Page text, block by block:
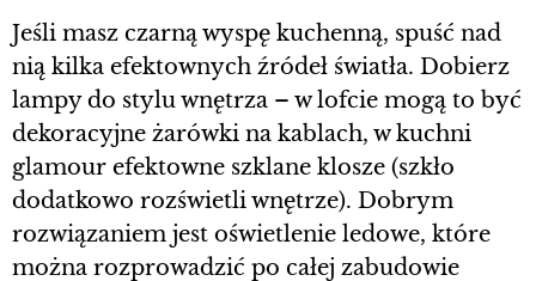
Jeśli masz czarną wyspę kuchenną, spuść nad
nią kilka efektownych źródeł światła. Dobierz
lampy do stylu wnętrza – w lofcie mogą to być
dekoracyjne żarówki na kablach, w kuchni
glamour efektowne szklane klosze (szkło
dodatkowo rozświetli wnętrze). Dobrym
rozwiązaniem jest oświetlenie ledowe, które
można rozprowadzić po całej zabudowie